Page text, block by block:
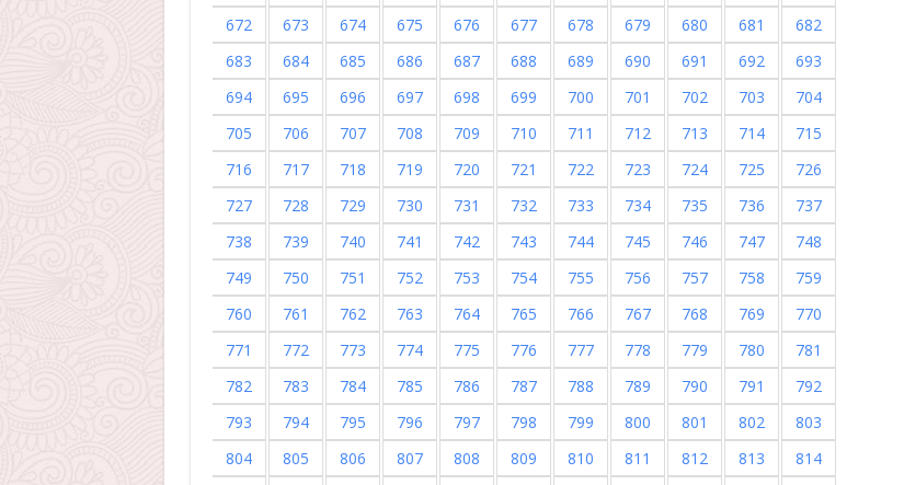
672
673 674 675 676 677 678 679 680 681
682
683
684 685 686 687 688 689 690 691 692
693
694
695 696 697 698 699 700 701 702 703
704
705
706 707 708 709 710 711 712 713 714
715
716
717 718 719 720 721 722 723 724 725
726
727
728 729 730 731 732 733 734 735 736
737
738
739 740 741 742 743 744 745 746 747
748
749
750 751 752 753 754 755 756 757 758
759
760
761 762 763 764 765 766 767 768 769
770
771
772 773 774 775 776 777 778 779 780
781
782
783 784 785 786 787 788 789 790 791
792
793
794 795 796 797 798 799 800 801 802
803
804
805 806 807 808 809 810 811 812 813
814